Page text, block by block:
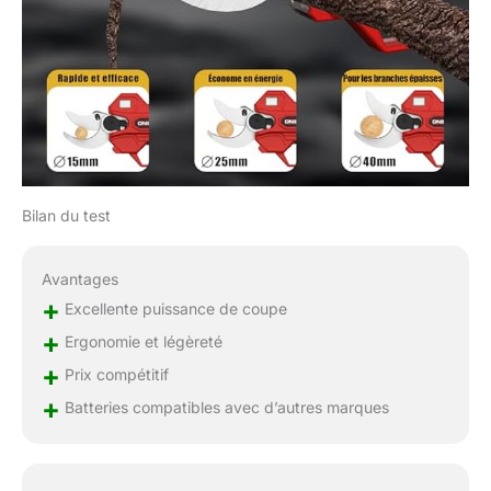
avec une excellente
résistance à la rouille, à
l'usure et au tranchant.
Il peut facilement
couper des branches
d'un diamètre de 40
mm. Et il y a 3 vitesses
de diamètre réglable,
plus sûr à utiliser.
des branches dans les
télescopique sans fil
amélioré offre plusieurs
Bilan du test
Avantages
+ Excellente puissance de coupe
+ Ergonomie et légèreté
+ Prix compétitif
+ Batteries compatibles avec d’autres marques